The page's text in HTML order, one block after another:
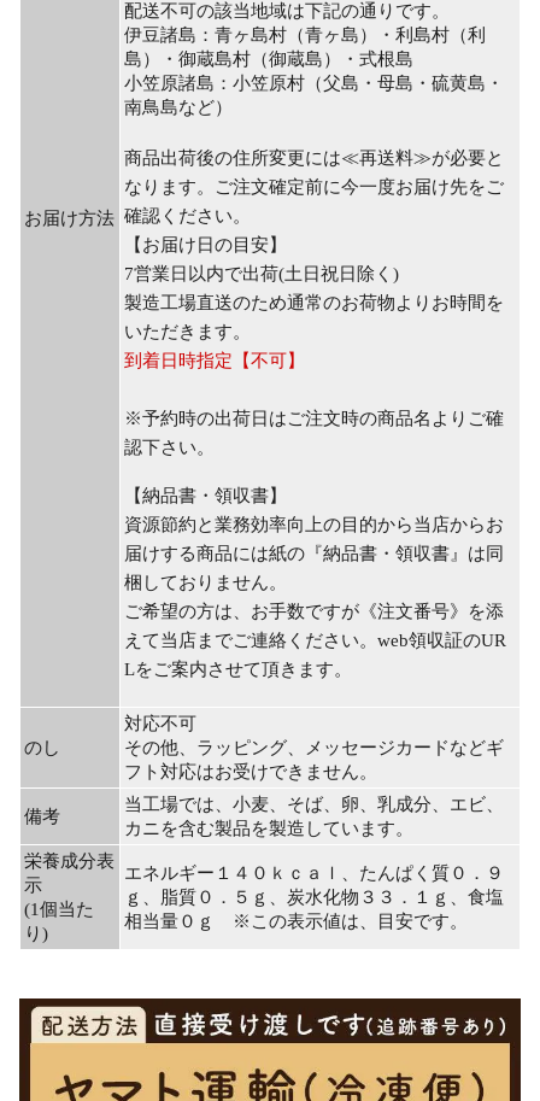
お届け方法
配送不可の該当地域は下記の通りです。
伊豆諸島：青ヶ島村（青ヶ島）・利島村（利
島）・御蔵島村（御蔵島）・式根島
小笠原諸島：小笠原村（父島・母島・硫黄島・
南鳥島など）
商品出荷後の住所変更には≪再送料≫が必要と
なります。ご注文確定前に今一度お届け先をご
確認ください。
【お届け日の目安】
7営業日以内で出荷(土日祝日除く)
製造工場直送のため通常のお荷物よりお時間を
いただきます。
到着日時指定【不可】
※予約時の出荷日はご注文時の商品名よりご確
認下さい。
【納品書・領収書】
資源節約と業務効率向上の目的から当店からお
届けする商品には紙の『納品書・領収書』は同
梱しておりません。
ご希望の方は、お手数ですが《注文番号》を添
えて当店までご連絡ください。web領収証のUR
Lをご案内させて頂きます。
のし
対応不可
その他、ラッピング、メッセージカードなどギ
フト対応はお受けできません。
備考
当工場では、小麦、そば、卵、乳成分、エビ、
カニを含む製品を製造しています。
栄養成分表
示
(1個当た
り)
エネルギー１４０ｋｃａｌ、たんぱく質０．９
ｇ、脂質０．５ｇ、炭水化物３３．１ｇ、食塩
相当量０ｇ ※この表示値は、目安です。